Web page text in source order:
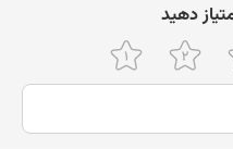
۷:۴۵ تا ۱۸:۳۰
۷:۴۵ تا ۱۸:۳۰
دﻫﯿﺪ